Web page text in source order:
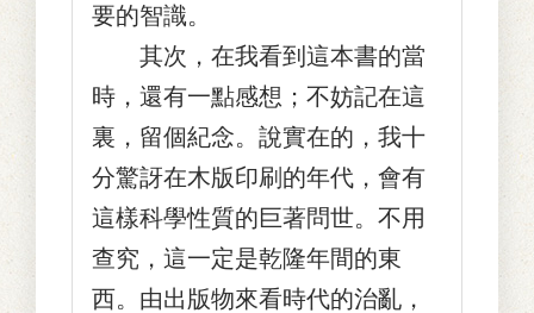
要的智識。
其次，在我看到這本書的當
時，還有一點感想；不妨記在這
裏，留個紀念。說實在的，我十
分驚訝在木版印刷的年代，會有
這樣科學性質的巨著問世。不用
查究，這一定是乾隆年間的東
西。由出版物來看時代的治亂，